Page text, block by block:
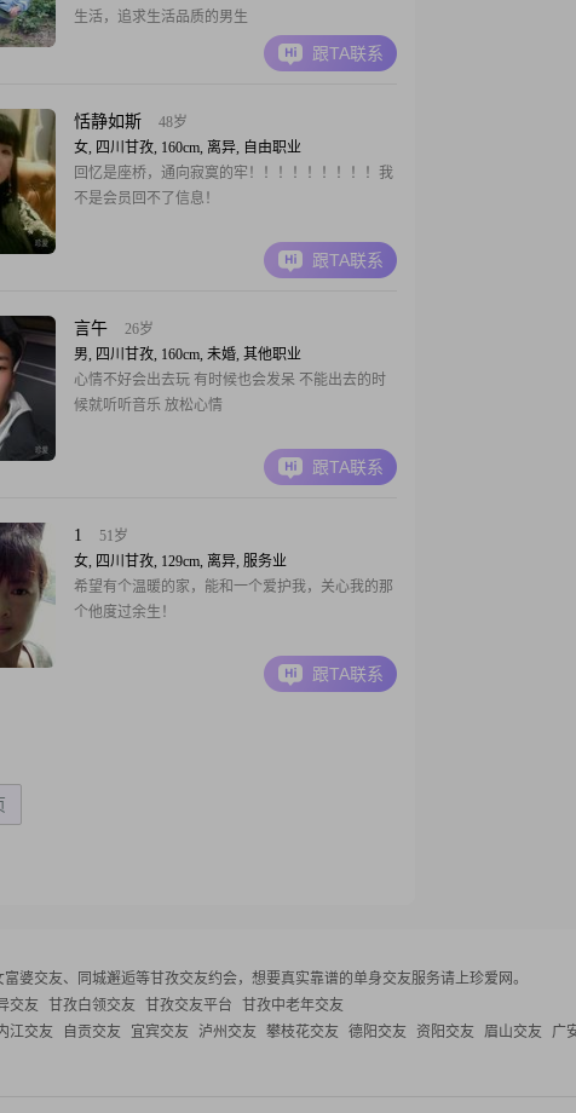
生活，追求生活品质的男生
跟TA联系
恬静如斯
48岁
女, 四川甘孜, 160cm, 离异, 自由职业
回忆是座桥，通向寂寞的牢！！！！！！！！！我
不是会员回不了信息！
跟TA联系
言午
26岁
男, 四川甘孜, 160cm, 未婚, 其他职业
心情不好会出去玩 有时候也会发呆 不能出去的时
候就听听音乐 放松心情
跟TA联系
1
51岁
女, 四川甘孜, 129cm, 离异, 服务业
希望有个温暖的家，能和一个爱护我，关心我的那
个他度过余生！
跟TA联系
婆交友、同城邂逅等甘孜交友约会，想要真实靠谱的单身交友服务请上珍爱网。
交友 甘孜白领交友 甘孜交友平台
甘孜中老年交友
江交友 自贡交友 宜宾交友 泸州交友 攀枝花交友 德阳交友 资阳交友 眉山交友 广